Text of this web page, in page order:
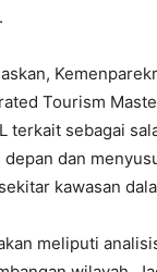
Tourism
terkait sebagai
dan
kawasan
meliputi